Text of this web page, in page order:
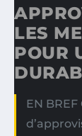
LES
POUR
EN